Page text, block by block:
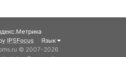
IPSFocus
Язык
© 2007-2026